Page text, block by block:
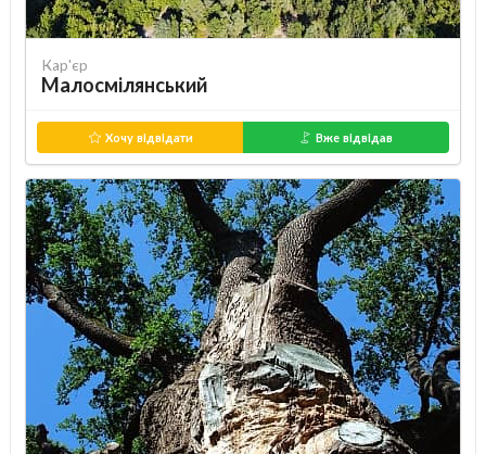
Кар'єр
Малосмілянський
Хочу відвідати Вже відвідав